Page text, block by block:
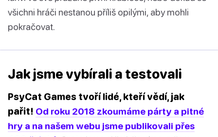
všichni hráči nestanou příliš opilými, aby mohli
pokračovat.
Jak jsme vybírali a testovali
PsyCat Games tvoří lidé, kteří vědí, jak
pařit! Od roku 2018 zkoumáme párty a pitné
hry a na našem webu jsme publikovali přes